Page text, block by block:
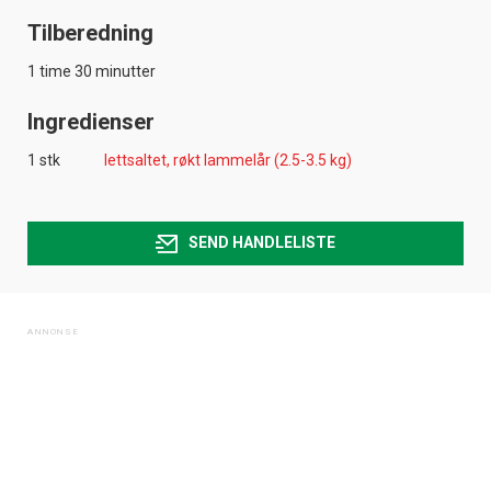
Tilberedning
1 time 30 minutter
Ingredienser
1 stk lettsaltet, røkt lammelår (2.5-3.5 kg)
SEND HANDLELISTE